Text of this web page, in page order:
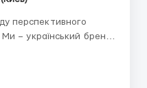
перспективного
– український бренд,
свої навички у